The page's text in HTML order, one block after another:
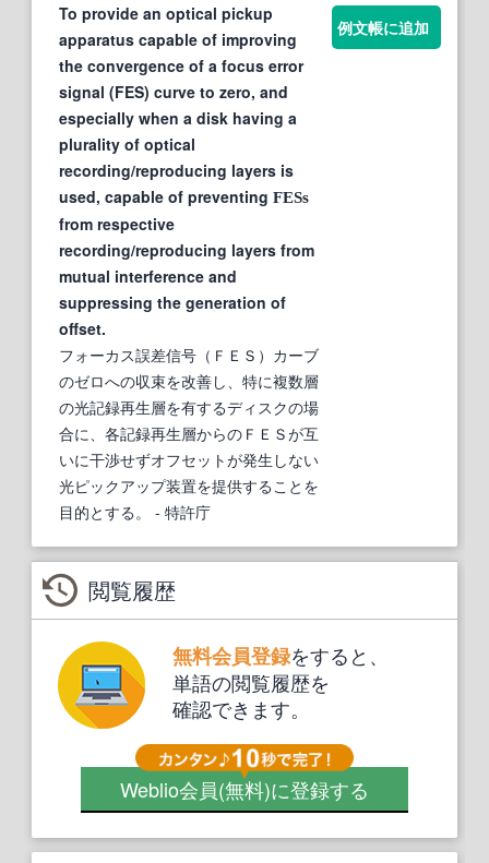
To provide an optical pickup
apparatus capable of improving
the convergence of a focus error
signal (FES) curve to zero, and
especially when a disk having a
plurality of optical
recording/reproducing layers is
used, capable of preventing FESs
from respective
recording/reproducing layers from
mutual interference and
suppressing the generation of
offset.
フォーカス誤差信号（ＦＥＳ）カーブ
のゼロへの収束を改善し、特に複数層
の光記録再生層を有するディスクの場
合に、各記録再生層からのＦＥＳが互
いに干渉せずオフセットが発生しない
光ピックアップ装置を提供することを
目的とする。
- 特許庁
例文帳に追加
閲覧履歴
無料会員登録をすると、
単語の閲覧履歴を
確認できます。
Weblio会員(無料)に登録する